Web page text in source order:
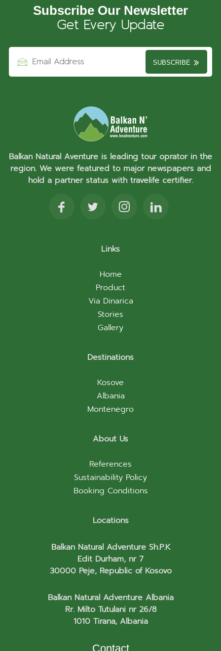
Subscribe Our Newsletter
Get Every Update
SUBSCRIBE
Balkan Natural Aventure is leading tour oprator in the
region. We were featured to major newspapers and
hold a partner status with travelife certifier.
Links
Home
Product
Via Dinarica
Stories
Gallery
Destinations
Kosove
Albania
Montenegro
About Us
References
Sustainability Policy
Booking Conditions
Locations
Balkan Natural Adventure Sh.P.K
Edit Durham, nr 7
30000 Peje, Republic of Kosovo
Balkan Natural Adventure Albania
Rr. Milto Tutulani nr 26/8
1010 Tirana, Albania
Contact